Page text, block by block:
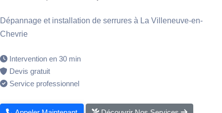
Dépannage et installation de serrures à La Villeneuve-en-
Chevrie
Intervention en 30 min
Devis gratuit
Service professionnel